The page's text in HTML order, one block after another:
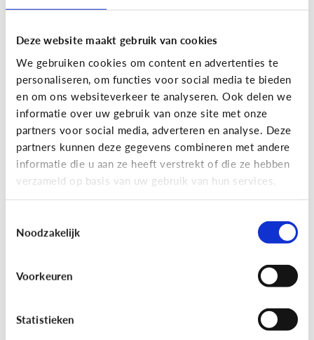
Deze website maakt gebruik van cookies
We gebruiken cookies om content en advertenties te
personaliseren, om functies voor social media te bieden
en om ons websiteverkeer te analyseren. Ook delen we
informatie over uw gebruik van onze site met onze
partners voor social media, adverteren en analyse. Deze
partners kunnen deze gegevens combineren met andere
informatie die u aan ze heeft verstrekt of die ze hebben
verzameld op basis van uw gebruik van hun services.
Noodzakelijk
Voorkeuren
Statistieken
Nieuws en informatie
7 tips om met je kind te praten
over nieuws